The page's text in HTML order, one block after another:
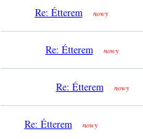
Re: Étterem nowy
Re: Étterem nowy
Re: Étterem nowy
Re: Étterem nowy